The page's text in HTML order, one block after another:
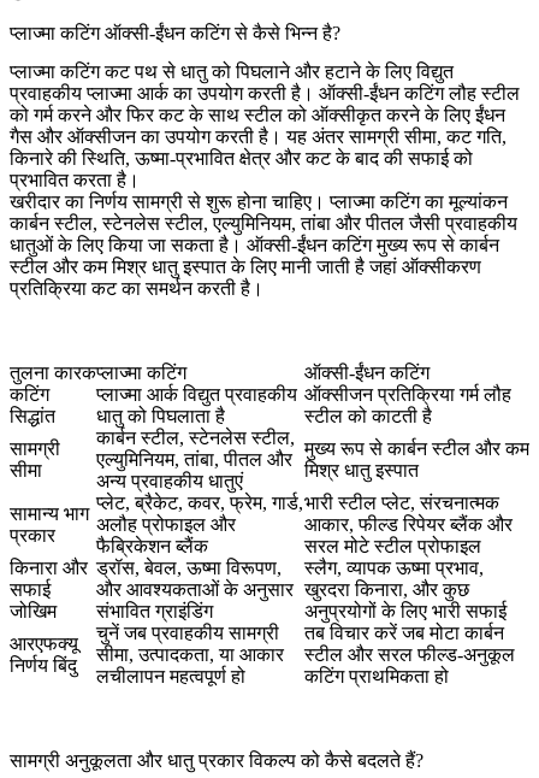
प्लाज्मा कटिंग ऑक्सी-ईंधन कटिंग से कैसे भिन्न है?
प्लाज्मा कटिंगकट पथ से धातु को पिघलाने और हटाने के लिए विद्युत
प्रवाहकीय प्लाज्मा आर्क का उपयोग करती है। ऑक्सी-ईंधन कटिंग लौह स्टील
को गर्म करने और फिर कट के साथ स्टील को ऑक्सीकृत करने के लिए ईंधन
गैस और ऑक्सीजन का उपयोग करती है। यह अंतर सामग्री सीमा, कट गति,
किनारे की स्थिति, ऊष्मा-प्रभावित क्षेत्र और कट के बाद की सफाई को
प्रभावित करता है।
खरीदार का निर्णय सामग्री से शुरू होना चाहिए। प्लाज्मा कटिंग का मूल्यांकन
कार्बन स्टील, स्टेनलेस स्टील, एल्युमिनियम, तांबा और पीतल जैसी प्रवाहकीय
धातुओं के लिए किया जा सकता है। ऑक्सी-ईंधन कटिंग मुख्य रूप से कार्बन
स्टील और कम मिश्र धातु इस्पात के लिए मानी जाती है जहां ऑक्सीकरण
प्रतिक्रिया कट का समर्थन करती है।
तुलना कारकप्लाज्मा कटिंग
ऑक्सी-ईंधन कटिंग
कटिंग
सिद्धांत
प्लाज्मा आर्क विद्युत प्रवाहकीय
धातु को पिघलाता है
ऑक्सीजन प्रतिक्रिया गर्म लौह
स्टील को काटती है
सामग्री
सीमा
कार्बन स्टील, स्टेनलेस स्टील,
एल्युमिनियम, तांबा, पीतल और
अन्य प्रवाहकीय धातुएं
मुख्य रूप से कार्बन स्टील और कम
मिश्र धातु इस्पात
सामान्य भाग
प्रकार
प्लेट, ब्रैकेट, कवर, फ्रेम, गार्ड,
अलौह प्रोफाइल और
फैब्रिकेशन ब्लैंक
भारी स्टील प्लेट, संरचनात्मक
आकार, फील्ड रिपेयर ब्लैंक और
सरल मोटे स्टील प्रोफाइल
किनारा और
सफाई
जोखिम
ड्रॉस, बेवल, ऊष्मा विरूपण,
और आवश्यकताओं के अनुसार
संभावित ग्राइंडिंग
स्लैग, व्यापक ऊष्मा प्रभाव,
खुरदरा किनारा, और कुछ
अनुप्रयोगों के लिए भारी सफाई
आरएफक्यू
निर्णय बिंदु
चुनें जब प्रवाहकीय सामग्री
सीमा, उत्पादकता, या आकार
लचीलापन महत्वपूर्ण हो
तब विचार करें जब मोटा कार्बन
स्टील और सरल फील्ड-अनुकूल
कटिंग प्राथमिकता हो
सामग्री अनुकूलता और धातु प्रकार विकल्प को कैसे बदलते हैं?